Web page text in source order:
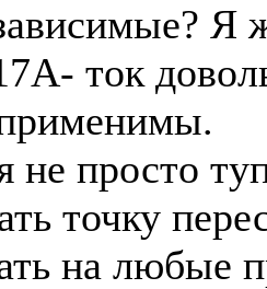
Я
ток
не просто
точку
на любые